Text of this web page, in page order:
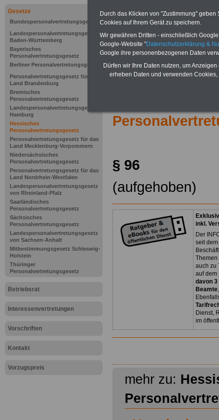
Gesetze
Bundespersonalvertretungsgesetz
Landespersonalvertretungsgesetz
Baden-Württemberg
Bayerisches
Personalvertretungsgesetz
Berliner Personalvertretungsgesetz
Personalvertretungsgesetz für das
Land Brandenburg
Bremisches
Personalvertretungsgesetz
Landespersonalvertretungsgesetz
Hamburg
Hessisches
Personalvertretungsgesetz
Personalvertretungsgesetz für das
Land Mecklenburg-Vorpommern
Niedersächsisches
Personalvertretungsgesetz
Personalvertretungsgesetz für das
Land Nordrhein-Westfalen
Landespersonalvertretungsgesetz
von Rheinland-Pfalz
Saarländisches
Personalvertretungsgesetz
Sächsisches
Personalvertretungsgesetz
Landespersonalvertretungsgesetz
von Sachsen-Anhalt
Mitbestimmungsgesetz Schleswig-
Holstein
Thüringer
Personalvertretungsgesetz
Betriebsrat
Interessenvertretungen
Vorschriften
Kontakt
Vorzugspreis
§ 96
(aufgehoben)
inkl.
Der
seit
Themen
auch zu
auf dem
davon 3
Beamte
Dienst,
im
mehr zu:
Durch das Klicken von "Zustimmung"
Cookies auf Ihrem Gerät zu speichern.
Wir gewähren Dritten - einschließlich
Google-Website "Datenschutzerklärung &
Google ihre personenbezogenen Daten
Dürfen wir Ihre Daten nutzen, um
erheben Daten und verwenden